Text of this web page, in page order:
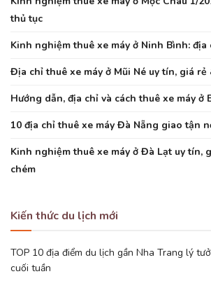
thủ tục
Kinh nghiệm thuê xe máy ở Ninh Bình: địa
Địa chỉ thuê xe máy ở Mũi Né uy tín, giá rẻ
Hướng dẫn, địa chỉ và cách thuê xe máy ở
10 địa chỉ thuê xe máy Đà Nẵng giao tận
Kinh nghiệm thuê xe máy ở Đà Lạt uy tín,
chém
Kiến thức du lịch mới
TOP 10 địa điểm du lịch gần Nha Trang lý
cuối tuần